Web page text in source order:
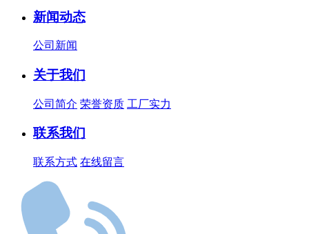
新闻动态
公司新闻
关于我们
公司简介 荣誉资质 工厂实力
联系我们
联系方式 在线留言